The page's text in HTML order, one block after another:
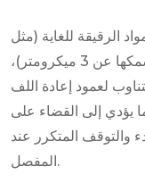
الرقيقة للغاية (مثل
فواصل بطاريات الليثيوم التي يقل سمكها عن 3 ميكرومتر)،
لعمود إعادة اللف
يؤدي إلى القضاء على
والتوقف المتكرر عند
المفصل.